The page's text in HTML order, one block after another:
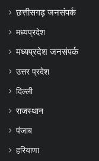
छत्तीसगढ़ जनसंपर्क
मध्यप्रदेश
मध्यप्रदेश जनसंपर्क
उत्तर प्रदेश
दिल्ली
राजस्थान
पंजाब
हरियाणा